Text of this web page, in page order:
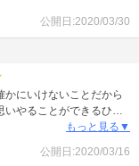
公開日:2020/03/30
にいけないことだから
いやることができるひと
ったらチナツさんもこう
くなりながら読めま
ほしい。
もっと見る▼
公開日:2020/03/16